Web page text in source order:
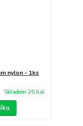
nylon - 1ks
Skladem 26 bal